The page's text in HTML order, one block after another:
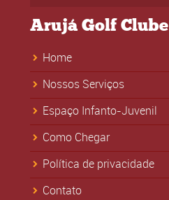
Arujá Golf Clube
Home
Nossos Serviços
Espaço Infanto-Juvenil
Como Chegar
Política de privacidade
Contato